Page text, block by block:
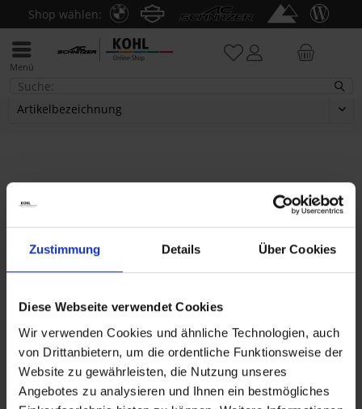
Zustimmung Details Über Cookies
Diese Webseite verwendet Cookies
Wir verwenden Cookies und ähnliche Technologien, auch
von Drittanbietern, um die ordentliche Funktionsweise der
Website zu gewährleisten, die Nutzung unseres
Angebotes zu analysieren und Ihnen ein bestmögliches
Shop wählen:
Menü
MINI
Service
E-Mail:shop@kohl.de
Montag - Donnerstag: 9 - 16 Uhr
Themenwelten
BMW Motorrad
Harley Davidson
AC Schnitzer Motorrad Tuning